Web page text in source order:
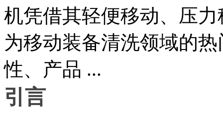
机凭借其轻便移动、压
为移动装备清洗领域的
性、产品 ...
引言